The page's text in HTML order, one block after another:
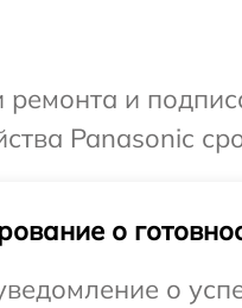
ремонта и
Panasonic
о
о